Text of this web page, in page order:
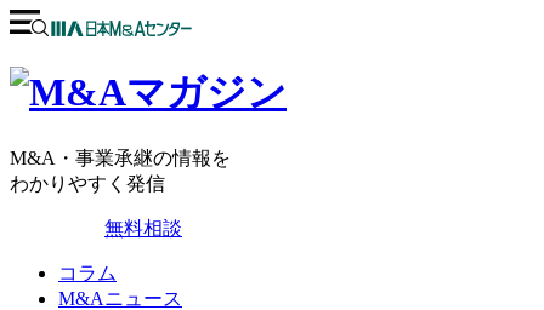
M&A・事業承継の情報を
わかりやすく発信
無料相談
コラム
M&Aニュース